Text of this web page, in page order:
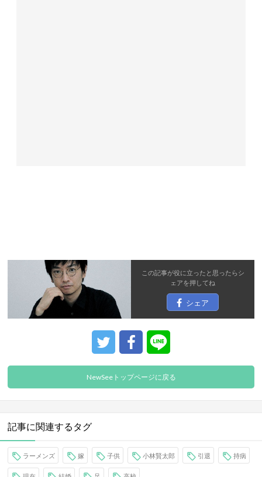
この記事が役に立ったと思ったらシ
ェアを押してね
シェア
NewSeeトップページに戻る
記事に関連するタグ
ラーメンズ 嫁 子供 小林賢太郎 引退 持病